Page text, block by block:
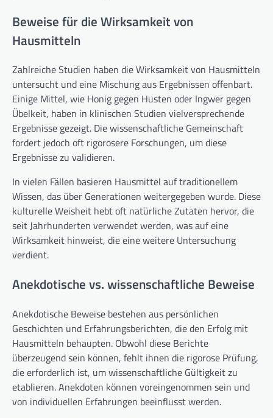
Beweise für die Wirksamkeit von
Hausmitteln
Zahlreiche Studien haben die Wirksamkeit von Hausmitteln
untersucht und eine Mischung aus Ergebnissen offenbart.
Einige Mittel, wie Honig gegen Husten oder Ingwer gegen
Übelkeit, haben in klinischen Studien vielversprechende
Ergebnisse gezeigt. Die wissenschaftliche Gemeinschaft
fordert jedoch oft rigorosere Forschungen, um diese
Ergebnisse zu validieren.
In vielen Fällen basieren Hausmittel auf traditionellem
Wissen, das über Generationen weitergegeben wurde. Diese
kulturelle Weisheit hebt oft natürliche Zutaten hervor, die
seit Jahrhunderten verwendet werden, was auf eine
Wirksamkeit hinweist, die eine weitere Untersuchung
verdient.
Anekdotische vs. wissenschaftliche Beweise
Anekdotische Beweise bestehen aus persönlichen
Geschichten und Erfahrungsberichten, die den Erfolg mit
Hausmitteln behaupten. Obwohl diese Berichte
überzeugend sein können, fehlt ihnen die rigorose Prüfung,
die erforderlich ist, um wissenschaftliche Gültigkeit zu
etablieren. Anekdoten können voreingenommen sein und
von individuellen Erfahrungen beeinflusst werden.